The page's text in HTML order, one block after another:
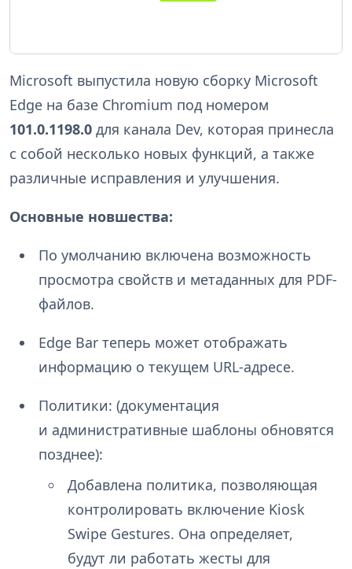
Microsoft выпустила новую сборку Microsoft
Edge на базе Chromium под номером
101.0.1198.0 для канала Dev, которая принесла
с собой несколько новых функций, а также
различные исправления и улучшения.
Основные новшества:
По умолчанию включена возможность
просмотра свойств и метаданных для PDF-
файлов.
Edge Bar теперь может отображать
информацию о текущем URL-адресе.
Политики: (документация
и административные шаблоны обновятся
позднее):
Добавлена политика, позволяющая
контролировать включение Kiosk
Swipe Gestures. Она определяет,
будут ли работать жесты для